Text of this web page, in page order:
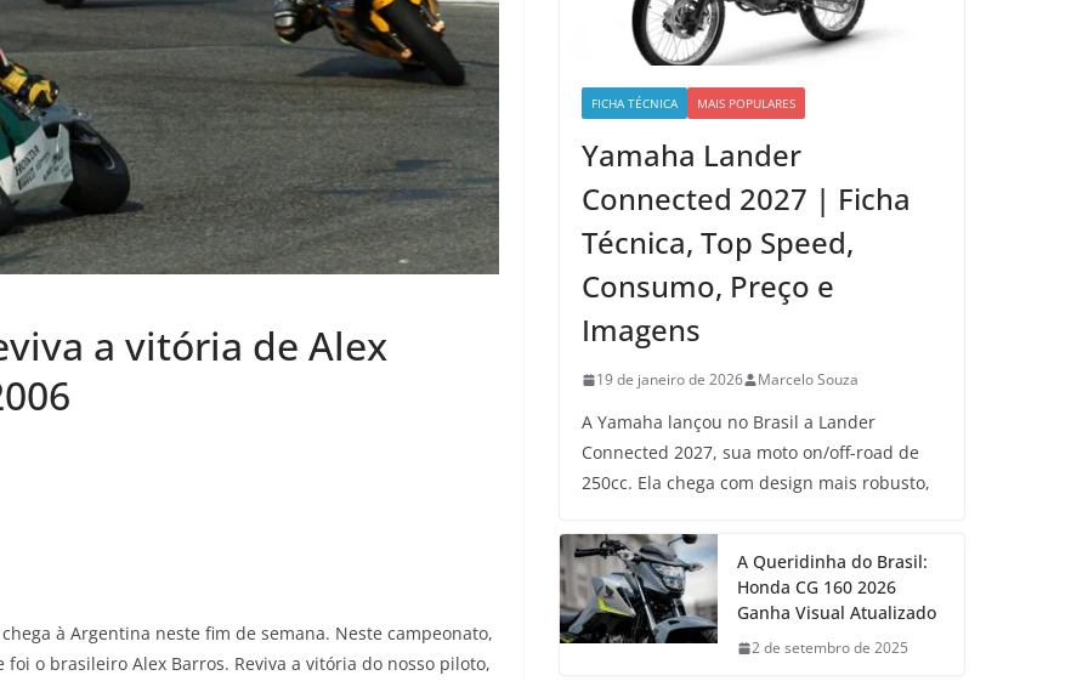
a vitória de Alex
chega à Argentina neste fim de semana. Neste campeonato,
o brasileiro Alex Barros. Reviva a vitória do nosso piloto,
FICHA TÉCNICA MAIS POPULARES
Yamaha Lander
Connected 2027 | Ficha
Técnica, Top Speed,
Consumo, Preço e
Imagens
19 de janeiro de 2026 Marcelo Souza
A Yamaha lançou no Brasil a Lander
Connected 2027, sua moto on/off-road de
250cc. Ela chega com design mais robusto,
A Queridinha do Brasil:
Honda CG 160 2026
Ganha Visual Atualizado
2 de setembro de 2025